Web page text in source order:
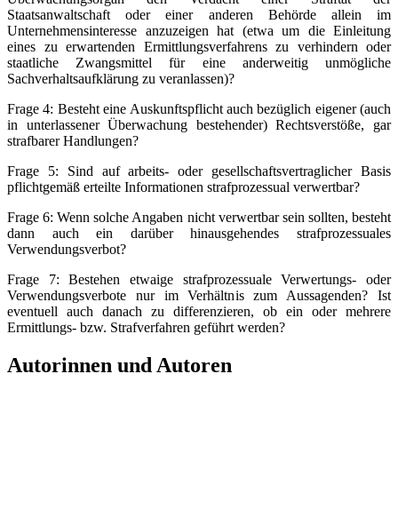
Staatsanwaltschaft oder einer anderen Behörde allein im
Unternehmensinteresse anzuzeigen hat (etwa um die Einleitung
eines zu erwartenden Ermittlungsverfahrens zu verhindern oder
staatliche Zwangsmittel für eine anderweitig unmögliche
Sachverhaltsaufklärung zu veranlassen)?
Frage 4: Besteht eine Auskunftspflicht auch bezüglich eigener (auch
in unterlassener Überwachung bestehender) Rechtsverstöße, gar
strafbarer Handlungen?
Frage 5: Sind auf arbeits- oder gesellschaftsvertraglicher Basis
pflichtgemäß erteilte Informationen strafprozessual verwertbar?
Frage 6: Wenn solche Angaben nicht verwertbar sein sollten, besteht
dann auch ein darüber hinausgehendes strafprozessuales
Verwendungsverbot?
Frage 7: Bestehen etwaige strafprozessuale Verwertungs- oder
Verwendungsverbote nur im Verhältnis zum Aussagenden? Ist
eventuell auch danach zu differenzieren, ob ein oder mehrere
Ermittlungs- bzw. Strafverfahren geführt werden?
Autorinnen und Autoren